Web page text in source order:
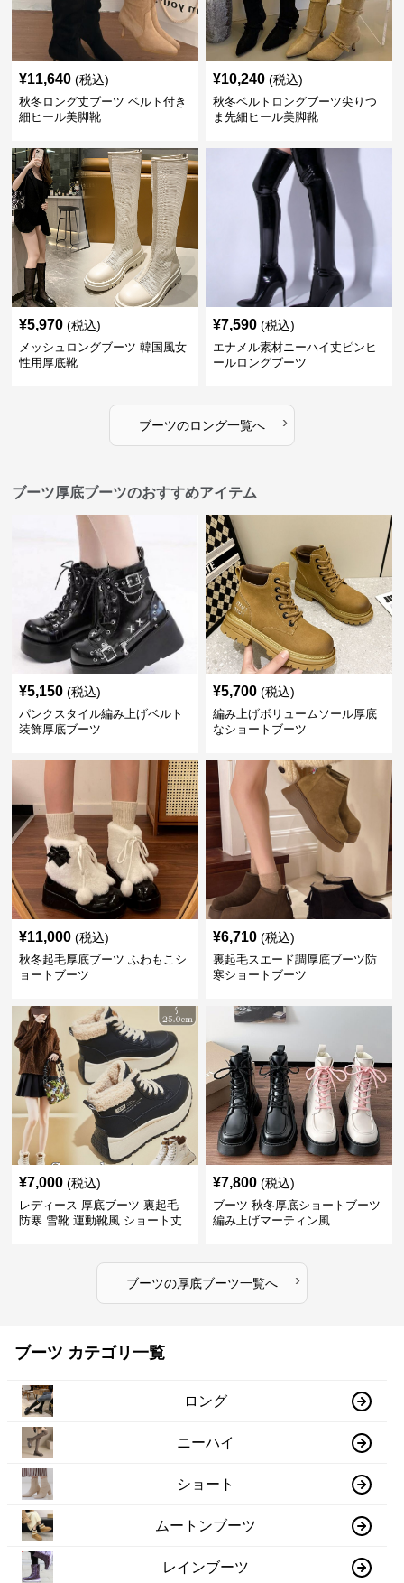
¥11,640 (税込)
秋冬ロング丈ブーツ ベルト付き
細ヒール美脚靴
¥10,240 (税込)
秋冬ベルトロングブーツ尖りつ
ま先細ヒール美脚靴
¥5,970 (税込)
メッシュロングブーツ 韓国風女
性用厚底靴
¥7,590 (税込)
エナメル素材ニーハイ丈ピンヒ
ールロングブーツ
ブーツのロング一覧へ ›
ブーツ厚底ブーツのおすすめアイテム
¥5,150 (税込)
パンクスタイル編み上げベルト
装飾厚底ブーツ
¥5,700 (税込)
編み上げボリュームソール厚底
なショートブーツ
¥11,000 (税込)
秋冬起毛厚底ブーツ ふわもこシ
ョートブーツ
¥6,710 (税込)
裏起毛スエード調厚底ブーツ防
寒ショートブーツ
¥7,000 (税込)
レディース 厚底ブーツ 裏起毛
防寒 雪靴 運動靴風 ショート丈
¥7,800 (税込)
ブーツ 秋冬厚底ショートブーツ
編み上げマーティン風
ブーツの厚底ブーツ一覧へ ›
ブーツ カテゴリ一覧
ロング
ニーハイ
ショート
ムートンブーツ
レインブーツ